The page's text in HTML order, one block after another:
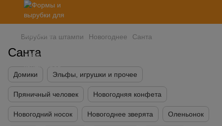
Вирубки та штампи Новогоднее Санта
Санта
Домики Эльфы, игрушки и прочее
Пряничный человек Новогодняя конфета
Новогодний носок Новогоднее зверята Оленьонок